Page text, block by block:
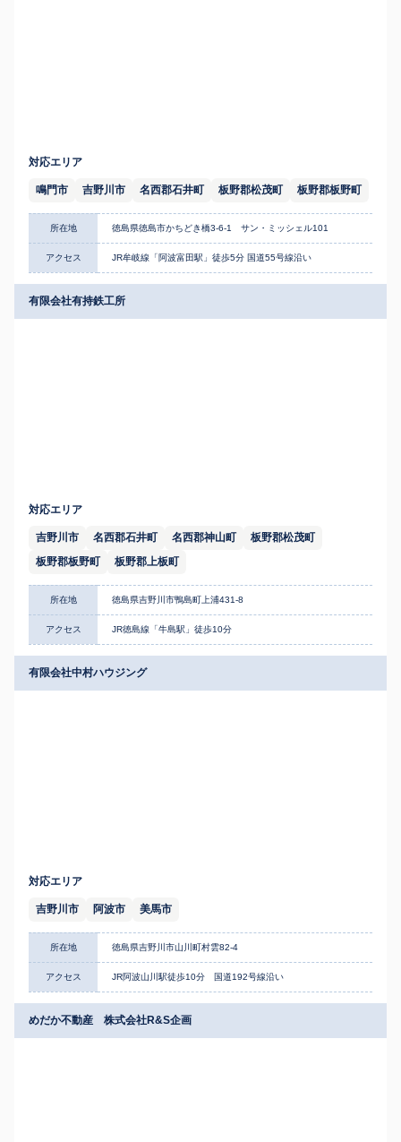
対応エリア
鳴門市 吉野川市 名西郡石井町 板野郡松茂町 板野郡板野町
所在地 徳島県徳島市かちどき橋3-6-1 サン・ミッシェル101
アクセス JR牟岐線「阿波富田駅」徒歩5分 国道55号線沿い
有限会社有持鉄工所
対応エリア
吉野川市 名西郡石井町 名西郡神山町
板野郡松茂町
板野郡板野町
板野郡上板町
所在地 徳島県吉野川市鴨島町上浦431-8
アクセス JR徳島線「牛島駅」徒歩10分
有限会社中村ハウジング
対応エリア
吉野川市 阿波市 美馬市
所在地 徳島県吉野川市山川町村雲82-4
アクセス JR阿波山川駅徒歩10分 国道192号線沿い
めだか不動産 株式会社R&S企画